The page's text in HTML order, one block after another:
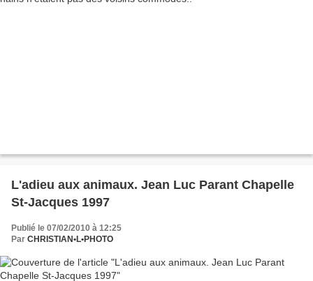
L'adieu aux animaux. Jean Luc Parant Chapelle
St-Jacques 1997
Publié le 07/02/2010 à 12:25
Par CHRISTIAN•L•PHOTO